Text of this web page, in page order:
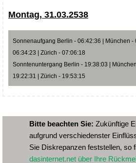
Montag, 31.03.2538
Sonnenaufgang Berlin - 06:42:36 | München -
06:34:23 | Zürich - 07:06:18
Sonntenuntergang Berlin - 19:38:03 |
19:22:31 | Zürich - 19:53:15
Bitte beachten Sie: Zukünftige
aufgrund verschiedenster
Sie Diskrepanzen feststellen, so
dasinternet.net über Ihre